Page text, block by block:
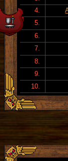
4.
5.
6.
7.
8.
9.
10.